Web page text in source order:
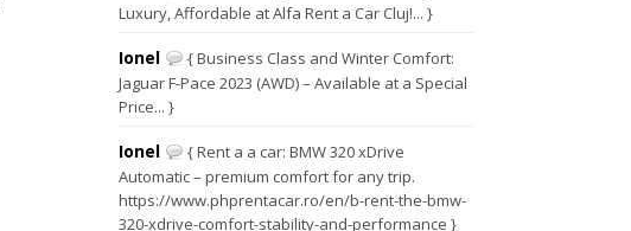
Luxury, Affordable at Alfa Rent a Car Cluj!... }
Ionel
{ Business Class and Winter Comfort:
Jaguar F-Pace 2023 (AWD) – Available at a Special
Price... }
Ionel
{ Rent a a car: BMW 320 xDrive
Automatic – premium comfort for any trip.
https://www.phprentacar.ro/en/b-rent-the-bmw-
320-xdrive-comfort-stability-and-performance }